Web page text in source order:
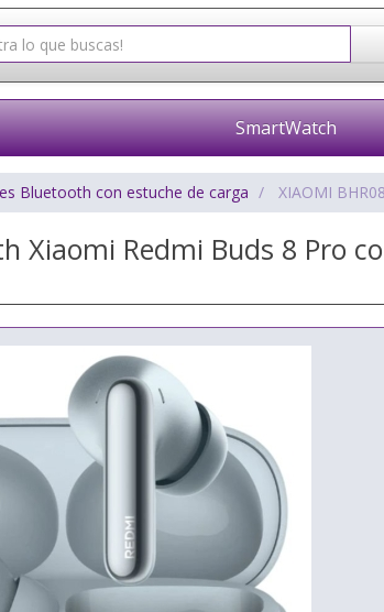
SmartWatch
Bluetooth con estuche de carga XIAOMI
Xiaomi Redmi Buds 8 Pro